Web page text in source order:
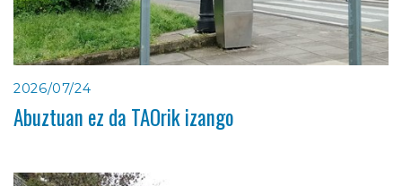
2026/07/24
Abuztuan ez da TAOrik izango